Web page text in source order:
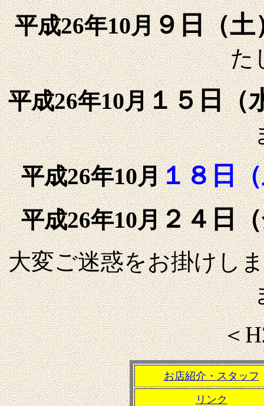
平成26年10月９日（土
た
平成26年10月１５日（
平成26年10月１８日
平成26年10月２４日
大変ご迷惑をお掛けし
＜
お店紹介・スタッフ
リンク